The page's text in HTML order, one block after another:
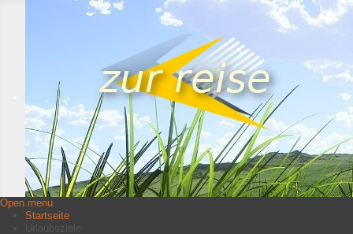
Open menu
Startseite